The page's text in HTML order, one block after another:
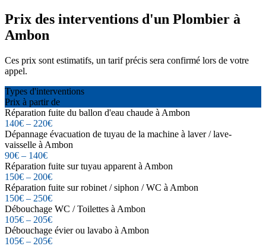
Prix des interventions d'un Plombier à
Ambon
Ces prix sont estimatifs, un tarif précis sera confirmé lors de votre
appel.
Types d'interventions
Prix à partir de
Réparation fuite du ballon d'eau chaude à Ambon
140€ – 220€
Dépannage évacuation de tuyau de la machine à laver / lave-
vaisselle à Ambon
90€ – 140€
Réparation fuite sur tuyau apparent à Ambon
150€ – 200€
Réparation fuite sur robinet / siphon / WC à Ambon
150€ – 250€
Débouchage WC / Toilettes à Ambon
105€ – 205€
Débouchage évier ou lavabo à Ambon
105€ – 205€